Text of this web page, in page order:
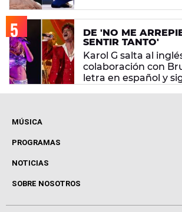
DE 'NO ME
SENTIR TANTO'
Karol G salta al
colaboración con
letra en español y
MÚSICA
Local de Ensayo Europa FM
Conciertos
PROGRAMAS
Cuerpos especiales
Locutores Europa FM
NOTICIAS
Cine y Televisión
Virales
SOBRE NOSOTROS